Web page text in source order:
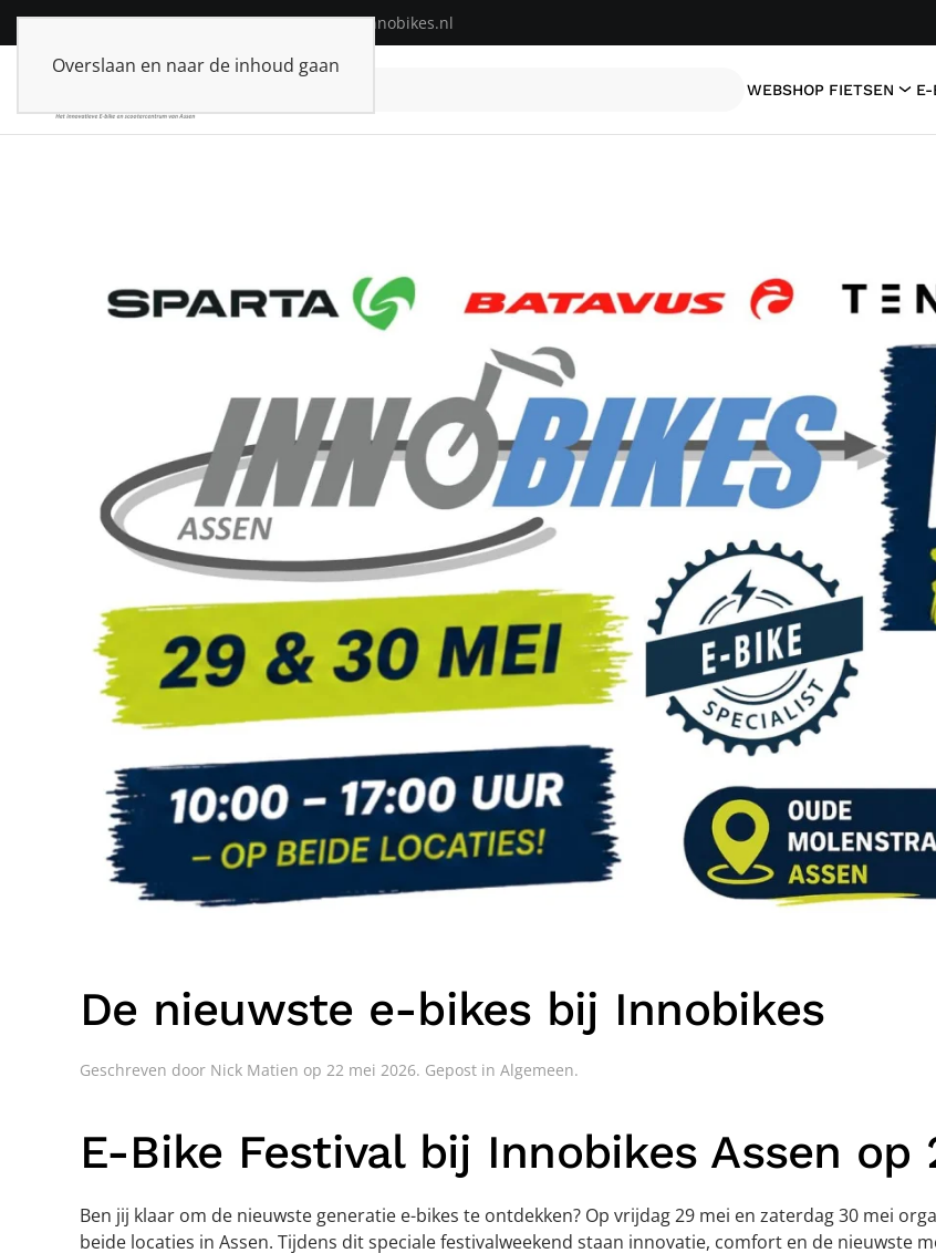
Overslaan en naar de inhoud gaan
Telefoon:+31(0)592-313574| E-mail:info@innobikes.nl
WEBSHOP FIETSEN E-
De nieuwste e-bikes bij Innobikes
Geschreven door Nick Matien op 22 mei 2026. Gepost in Algemeen.
E-Bike Festival bij Innobikes Assen op
Ben jij klaar om de nieuwste generatie e-bikes te ontdekken? Op vrijdag 29 mei en zaterdag 30 mei
beide locaties in Assen. Tijdens dit speciale festivalweekend staan innovatie, comfort en de nieuwste